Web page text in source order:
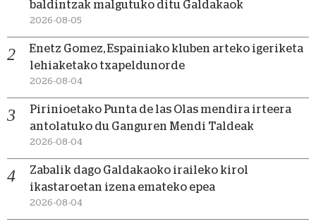
baldintzak malgutuko ditu Galdakaok
2026-08-05
Enetz Gomez, Espainiako kluben arteko igeriketa
lehiaketako txapeldunorde
2026-08-04
Pirinioetako Punta de las Olas mendira irteera
antolatuko du Ganguren Mendi Taldeak
2026-08-04
Zabalik dago Galdakaoko iraileko kirol
ikastaroetan izena emateko epea
2026-08-04